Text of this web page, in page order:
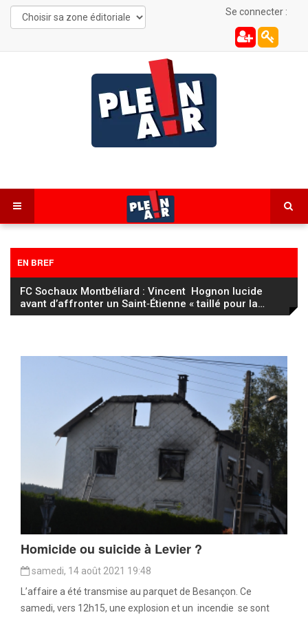
Se connecter :
EN BREF
FC Sochaux Montbéliard : Vincent Hognon lucide
avant d’affronter un Saint‑Étienne « taillé pour la…
Homicide ou suicide à Levier ?
samedi, 14 août 2021 19:48
L’affaire a été transmise au parquet de Besançon. Ce
samedi, vers 12h15, une explosion et un incendie se sont